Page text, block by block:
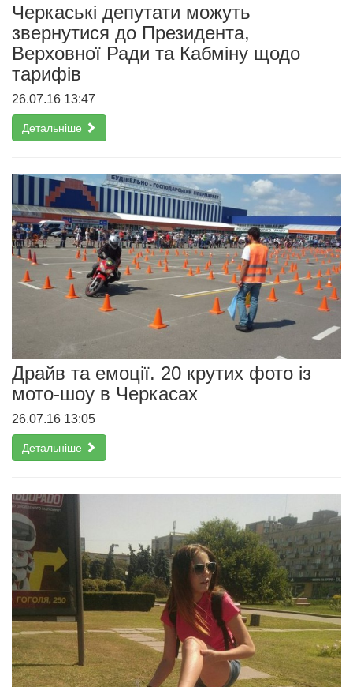
Черкаські депутати можуть
звернутися до Президента,
Верховної Ради та Кабміну щодо
тарифів
26.07.16 13:47
Детальніше
Драйв та емоції. 20 крутих фото із
мото-шоу в Черкасах
26.07.16 13:05
Детальніше